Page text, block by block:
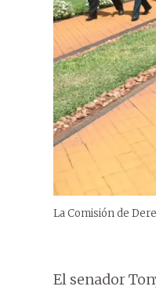
La Comisión de
El senador